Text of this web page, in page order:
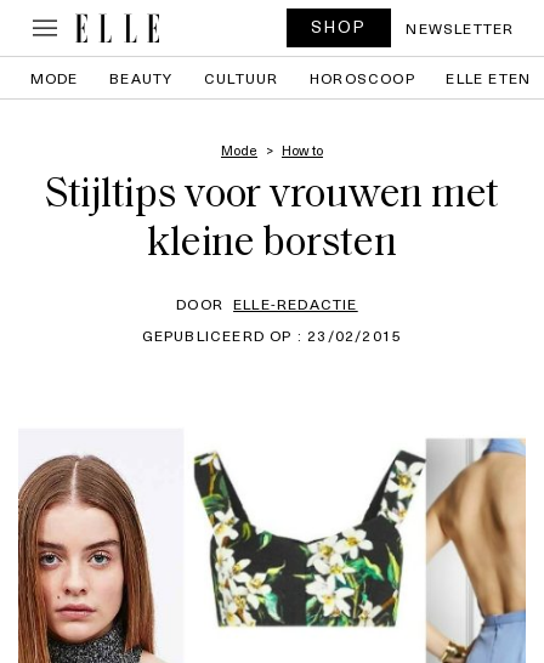
SHOP NEWSLETTER
MODE BEAUTY CULTUUR HOROSCOOP ELLE ETEN
Mode How to
Stijltips voor vrouwen met
kleine borsten
DOOR ELLE-REDACTIE
GEPUBLICEERD OP : 23/02/2015